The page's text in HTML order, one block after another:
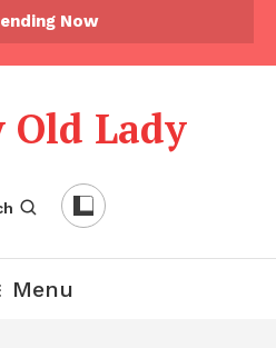
Now
Old Lady
Menu